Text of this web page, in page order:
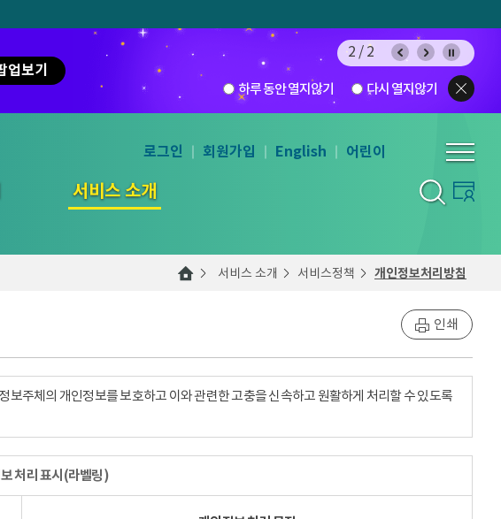
업보기
2/2
하루 동안 열지않기 다시 열지않기
서비스 소개
로그인 회원가입 English 어린이
서비스 소개 서비스정책 개인정보처리방침
인쇄
주체의 개인정보를 보호하고 이와 관련한 고충을 신속하고 원활하게 처리할 수 있도록
처리 표시(라벨링)